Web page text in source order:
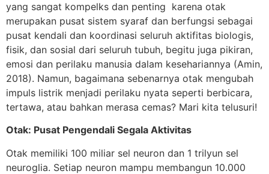
yang sangat kompelks dan penting karena otak
merupakan pusat sistem syaraf dan berfungsi sebagai
pusat kendali dan koordinasi seluruh aktifitas biologis,
fisik, dan sosial dari seluruh tubuh, begitu juga pikiran,
emosi dan perilaku manusia dalam kesehariannya (Amin,
2018). Namun, bagaimana sebenarnya otak mengubah
impuls listrik menjadi perilaku nyata seperti berbicara,
tertawa, atau bahkan merasa cemas? Mari kita telusuri!
Otak: Pusat Pengendali Segala Aktivitas
Otak memiliki 100 miliar sel neuron dan 1 trilyun sel
neuroglia. Setiap neuron mampu membangun 10.000